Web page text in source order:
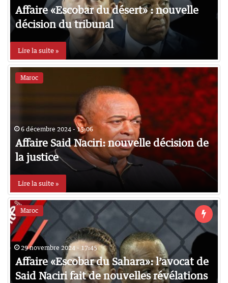
Affaire «Escobar du désert» : nouvelle
décision du tribunal
Lire la suite »
Maroc
6 décembre 2024 - 15:06
Affaire Said Naciri: nouvelle décision de
la justice
Lire la suite »
Maroc
29 novembre 2024 - 17:45
Affaire «Escobar du Sahara»: l’avocat de
Said Naciri fait de nouvelles révélations